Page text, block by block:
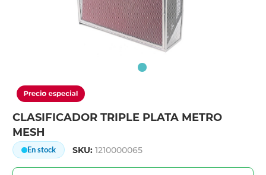
CLASIFICADOR TRIPLE PLATA METRO
MESH
En stock SKU:1210000065